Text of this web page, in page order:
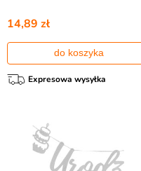
14,89 zł
do koszyka
Expresowa wysyłka